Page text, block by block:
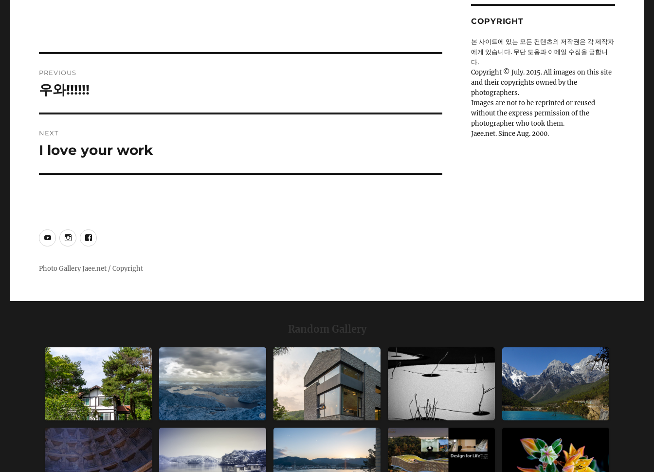
navigation
PREVIOUS
Previous
우와!!!!!!
NEXT
Next
I love your work
COPYRIGHT
본 사이트에 있는 모든 컨텐츠의 저작권은 각 제작자
에게 있습니다. 무단 도용과 이메일 수집을 금합니
다.
Copyright © July. 2015. All images on this site
and their copyrights owned by the
photographers.
Images are not to be reprinted or reused
without the express permission of the
photographer who took them.
Jaee.net. Since Aug. 2000.
YouTubeInstagramFacebook
Random Gallery